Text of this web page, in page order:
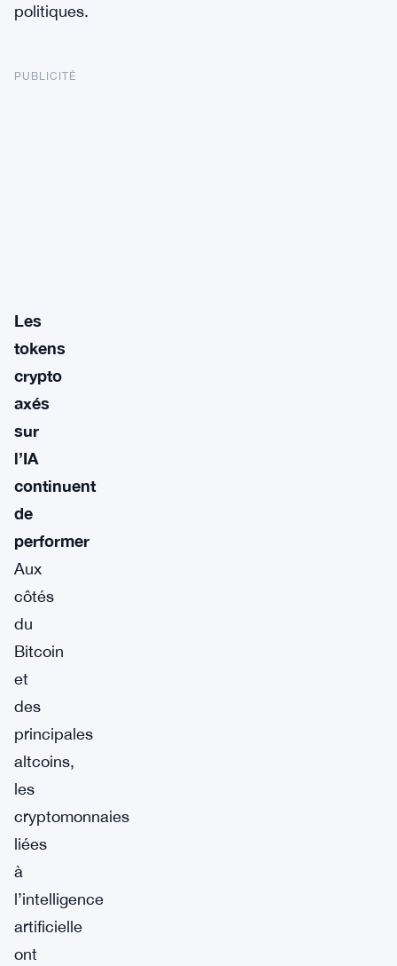
politiques.
PUBLICITÉ
Les
tokens
crypto
axés
sur
l’IA
continuent
de
performer
Aux
côtés
du
Bitcoin
et
des
principales
altcoins,
les
cryptomonnaies
liées
à
l’intelligence
artificielle
ont